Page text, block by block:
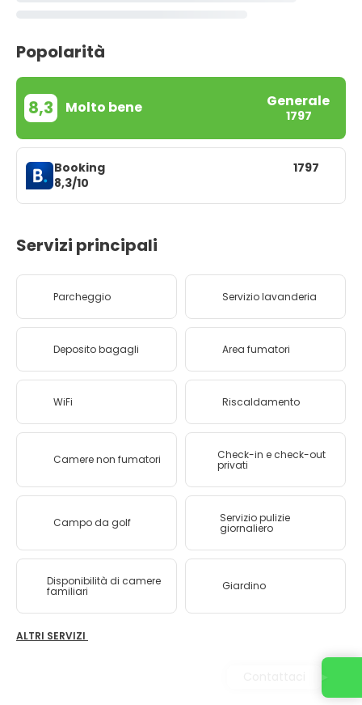
Popolarità
8,3 Molto bene Generale
1797
Booking
8,3/10
1797
Servizi principali
Parcheggio Servizio lavanderia
Deposito bagagli Area fumatori
WiFi Riscaldamento
Camere non fumatori Check-in e check-out
privati
Campo da golf Servizio pulizie
giornaliero
Disponibilità di camere
familiari Giardino
ALTRI SERVIZI